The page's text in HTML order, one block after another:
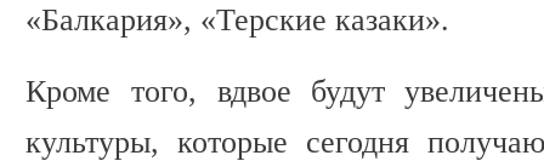
«Балкария», «Терские казаки».
Кроме того, вдвое будут
культуры, которые сегодня